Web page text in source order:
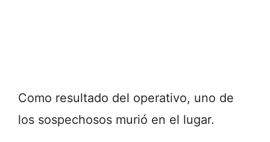
Como resultado del operativo, uno de
los sospechosos murió en el lugar.